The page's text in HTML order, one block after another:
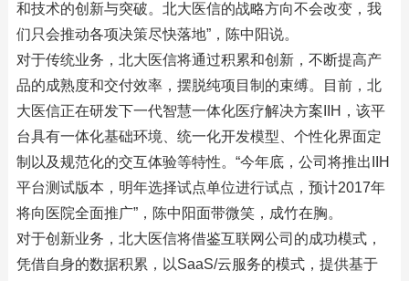
和技术的创新与突破。北大医信的战略方向不会改变，我
们只会推动各项决策尽快落地”，陈中阳说。
对于传统业务，北大医信将通过积累和创新，不断提高产
品的成熟度和交付效率，摆脱纯项目制的束缚。目前，北
大医信正在研发下一代智慧一体化医疗解决方案IIH，该平
台具有一体化基础环境、统一化开发模型、个性化界面定
制以及规范化的交互体验等特性。“今年底，公司将推出IIH
平台测试版本，明年选择试点单位进行试点，预计2017年
将向医院全面推广”，陈中阳面带微笑，成竹在胸。
对于创新业务，北大医信将借鉴互联网公司的成功模式，
凭借自身的数据积累，以SaaS/云服务的模式，提供基于